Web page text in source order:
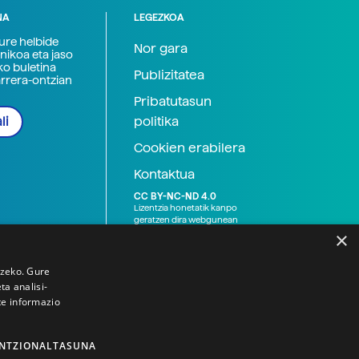
helbide
eta jaso
buletina
ontzian
LEGEZKOA
Nor gara
Publizitatea
Pribatutasun
politika
Cookien erabilera
Kontaktua
CC BY-NC-ND 4.0
Lizentzia honetatik kanpo
geratzen dira webgunean
×
Gure
analisi-
informazio